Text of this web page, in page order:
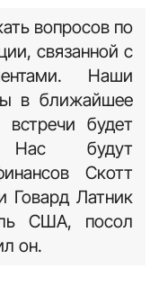
вопросов по
связанной с
Наши
в ближайшее
встречи будет
Нас будут
Скотт
Говард Латник
США, посол
он.